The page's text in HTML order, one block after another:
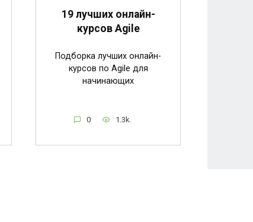
19 лучших онлайн-
курсов Agile
Подборка лучших онлайн-
курсов по Agile для
начинающих
0 1.3k.